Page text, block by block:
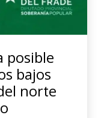
posible
bajos
norte